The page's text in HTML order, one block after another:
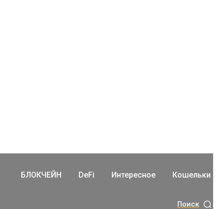
БЛОКЧЕЙН DeFi Интересное Кошельки
Поиск